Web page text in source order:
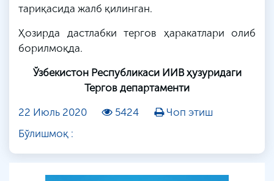
тариқасида жалб қилинган.
Ҳозирда дастлабки тергов ҳаракатлари олиб
борилмоқда.
Ўзбекистон Республикаси ИИВ ҳузуридаги
Тергов департаменти
22 Июль 2020
5424
Чоп этиш
Бўлишмоқ :